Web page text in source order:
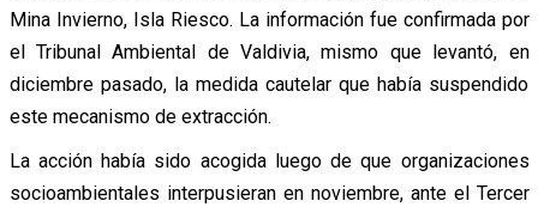
Mina Invierno, Isla Riesco. La información fue confirmada por
el Tribunal Ambiental de Valdivia, mismo que levantó, en
diciembre pasado, la medida cautelar que había suspendido
este mecanismo de extracción.
La acción había sido acogida luego de que organizaciones
socioambientales interpusieran en noviembre, ante el Tercer